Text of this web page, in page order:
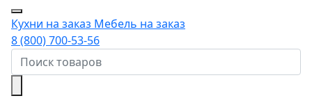
Кухни на заказ Мебель на заказ
8 (800) 700-53-56